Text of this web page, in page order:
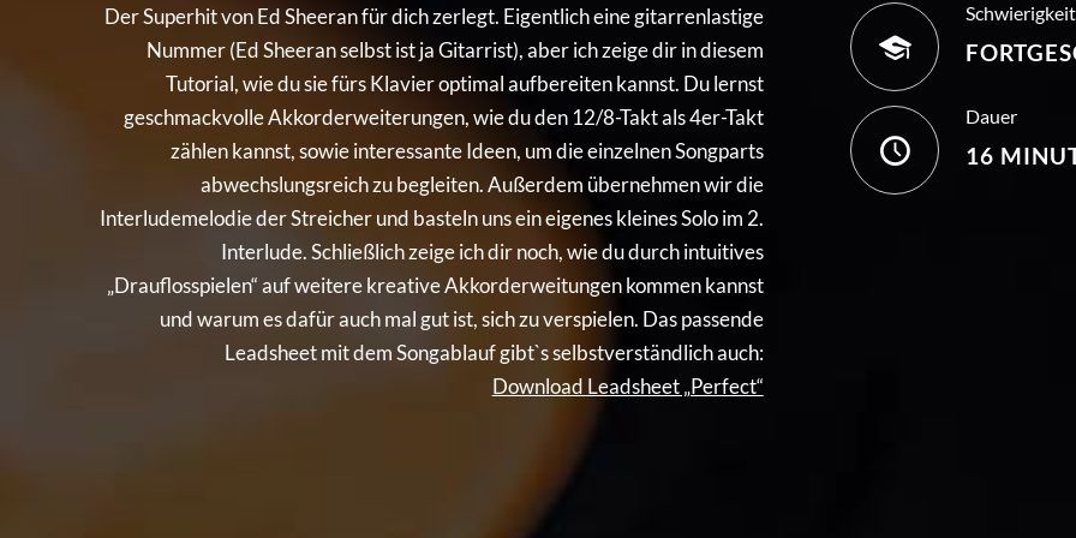
Der Superhit von Ed Sheeran für dich zerlegt. Eigentlich eine gitarrenlastige
Nummer (Ed Sheeran selbst ist ja Gitarrist), aber ich zeige dir in diesem
Tutorial, wie du sie fürs Klavier optimal aufbereiten kannst. Du lernst
geschmackvolle Akkorderweiterungen, wie du den 12/8-Takt als 4er-Takt
zählen kannst, sowie interessante Ideen, um die einzelnen Songparts
abwechslungsreich zu begleiten. Außerdem übernehmen wir die
Interludemelodie der Streicher und basteln uns ein eigenes kleines Solo im 2.
Interlude. Schließlich zeige ich dir noch, wie du durch intuitives
„Drauflosspielen“ auf weitere kreative Akkorderweitungen kommen kannst
und warum es dafür auch mal gut ist, sich zu verspielen. Das passende
Leadsheet mit dem Songablauf gibt`s selbstverständlich auch:
Download Leadsheet „Perfect“
Dauer
16